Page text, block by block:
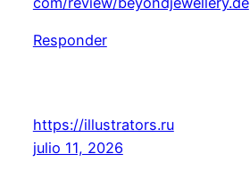
Responder
https://illustrators.ru
julio 11, 2026